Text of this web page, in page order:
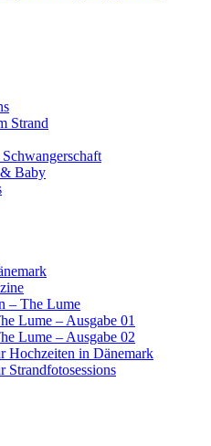
Strand
Baby
– The Lume
Lume – Ausgabe 01
Lume – Ausgabe 02
Hochzeiten in Dänemark
Strandfotosessions